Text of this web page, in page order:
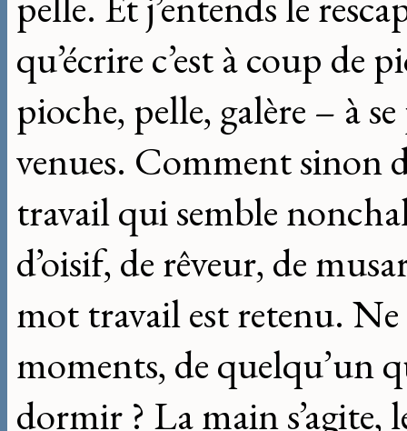
qu’écrire c’est à coup de
pioche, pelle, galère – à
venues. Comment sinon
travail qui semble
d’oisif, de rêveur, de
mot travail est retenu.
moments, de quelqu’un
dormir ? La main s’agite,